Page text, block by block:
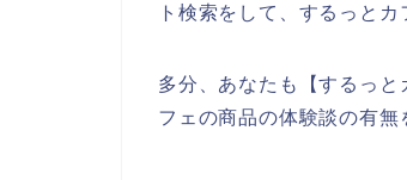
ト検索をして、するっと
多分、あなたも【するっ
フェの商品の体験談の有無